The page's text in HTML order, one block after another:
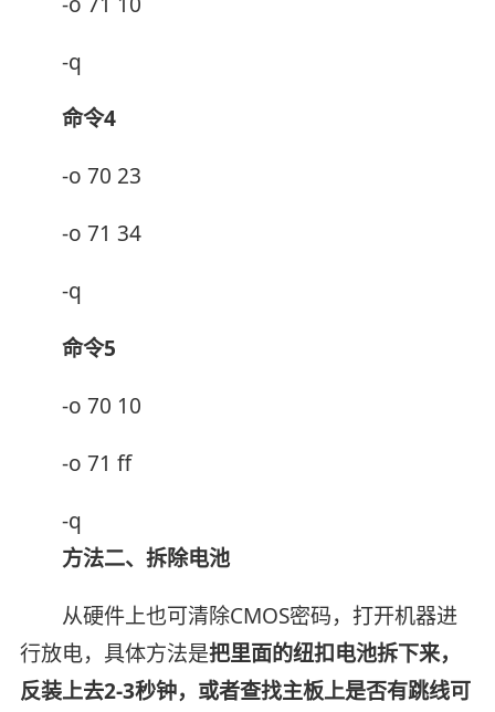
-q
命令4
-o 70 23
-o 71 34
-q
命令5
-o 70 10
-o 71 ff
-q
方法二、拆除电池
从硬件上也可清除CMOS密码，打开机器进
行放电，具体方法是把里面的纽扣电池拆下来，
反装上去2-3秒钟，或者查找主板上是否有跳线可